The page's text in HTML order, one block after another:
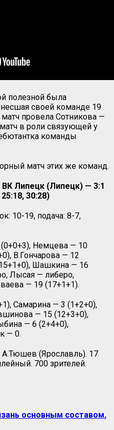
полезной была
своей команде 19
провела Сотникова —
в роли связующей у
команды
матч этих же команд.
Липецк (Липецк) — 3:1
30:28)
10-19, подача: 8-7,
Немцева — 10
В.Гончарова — 12
Шашкина — 16
Лысая — либеро,
— 19 (17+1+1).
Самарина — 3 (1+2+0),
— 15 (12+3+0),
— 6 (2+4+0),
— 0.
(Ярославль). 17
700 зрителей.
основным составом,